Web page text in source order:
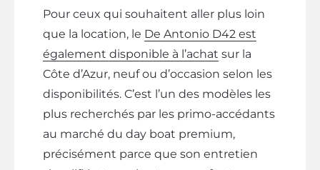
Pour ceux qui souhaitent aller plus loin
que la location, le De Antonio D42 est
également disponible à l’achat sur la
Côte d’Azur, neuf ou d’occasion selon les
disponibilités. C’est l’un des modèles les
plus recherchés par les primo-accédants
au marché du day boat premium,
précisément parce que son entretien